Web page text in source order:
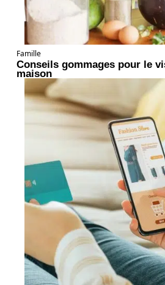
Famille
Conseils gommages pour le
maison